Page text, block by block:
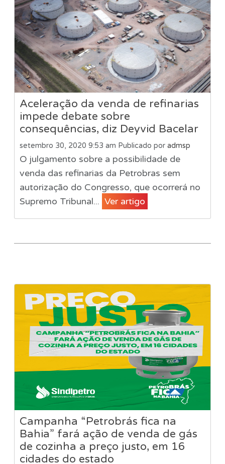
Aceleração da venda de refinarias
impede debate sobre
consequências, diz Deyvid Bacelar
setembro 30, 2020 9:53 am Publicado por admsp
O julgamento sobre a possibilidade de
venda das refinarias da Petrobras sem
autorização do Congresso, que ocorrerá no
Supremo Tribunal... Ver artigo
Campanha “Petrobrás fica na
Bahia” fará ação de venda de gás
de cozinha a preço justo, em 16
cidades do estado